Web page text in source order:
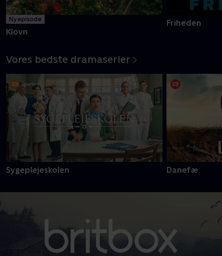
Ny episode
Klovn
Friheden
Vores bedste dramaserier
Sygeplejeskolen Danefæ